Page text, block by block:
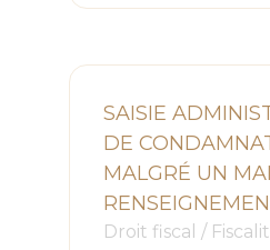
SAISIE
DE
MALGRÉ UN
Droit fiscal /